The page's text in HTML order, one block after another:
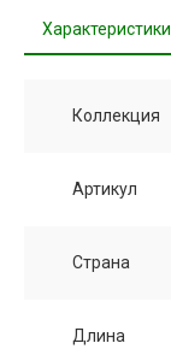
Характеристики
Коллекция
Артикул
Страна
Длина